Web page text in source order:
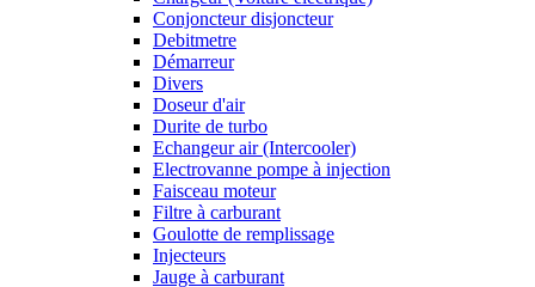
Conjoncteur disjoncteur
Debitmetre
Démarreur
Divers
Doseur d'air
Durite de turbo
Echangeur air (Intercooler)
Electrovanne pompe à injection
Faisceau moteur
Filtre à carburant
Goulotte de remplissage
Injecteurs
Jauge à carburant